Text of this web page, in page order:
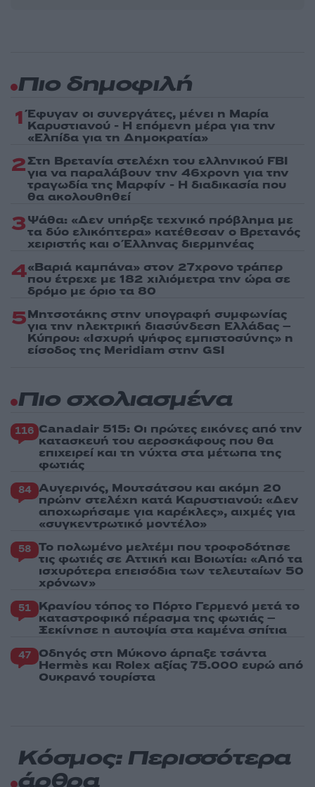
Πιο δημοφιλή
1 Έφυγαν οι συνεργάτες, μένει η Μαρία
Καρυστιανού - Η επόμενη μέρα για την
«Ελπίδα για τη Δημοκρατία»
2Στη Βρετανία στελέχη του ελληνικού FBI
για να παραλάβουν την 46χρονη για την
τραγωδία της Μαρφίν - Η διαδικασία που
θα ακολουθηθεί
3Ψάθα: «Δεν υπήρξε τεχνικό πρόβλημα με
τα δύο ελικόπτερα» κατέθεσαν ο Βρετανός
χειριστής και ο Έλληνας διερμηνέας
4«Βαριά καμπάνα» στον 27χρονο τράπερ
που έτρεχε με 182 χιλιόμετρα την ώρα σε
δρόμο με όριο τα 80
5Μητσοτάκης στην υπογραφή συμφωνίας
για την ηλεκτρική διασύνδεση Ελλάδας –
Κύπρου: «Ισχυρή ψήφος εμπιστοσύνης» η
είσοδος της Meridiam στην GSI
Πιο σχολιασμένα
116 Canadair 515: Οι πρώτες εικόνες από την
κατασκευή του αεροσκάφους που θα
επιχειρεί και τη νύχτα στα μέτωπα της
φωτιάς
84 Αυγερινός, Μουτσάτσου και ακόμη 20
πρώην στελέχη κατά Καρυστιανού: «Δεν
αποχωρήσαμε για καρέκλες», αιχμές για
«συγκεντρωτικό μοντέλο»
58 Το πολωμένο μελτέμι που τροφοδότησε
τις φωτιές σε Αττική και Βοιωτία: «Από τα
ισχυρότερα επεισόδια των τελευταίων 50
χρόνων»
51 Κρανίου τόπος το Πόρτο Γερμενό μετά το
καταστροφικό πέρασμα της φωτιάς –
Ξεκίνησε η αυτοψία στα καμένα σπίτια
47 Οδηγός στη Μύκονο άρπαξε τσάντα
Hermès και Rolex αξίας 75.000 ευρώ από
Ουκρανό τουρίστα
Κόσμος: Περισσότερα
άρθρα